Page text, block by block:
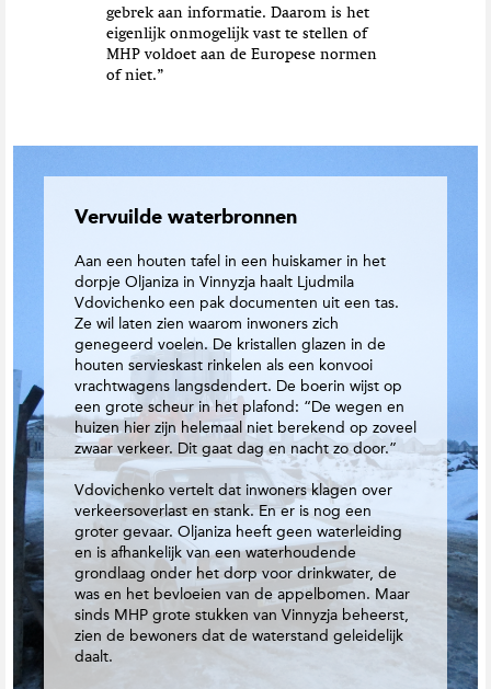
gebrek aan informatie. Daarom is het
eigenlijk onmogelijk vast te stellen of
MHP voldoet aan de Europese normen
of niet.”
Vervuilde waterbronnen
Aan een houten tafel in een huiskamer in het
dorpje Oljaniza in Vinnyzja haalt Ljudmila
Vdovichenko een pak documenten uit een tas.
Ze wil laten zien waarom inwoners zich
genegeerd voelen. De kristallen glazen in de
houten servieskast rinkelen als een konvooi
vrachtwagens langsdendert. De boerin wijst op
een grote scheur in het plafond: “De wegen en
huizen hier zijn helemaal niet berekend op zoveel
zwaar verkeer. Dit gaat dag en nacht zo door.”
Vdovichenko vertelt dat inwoners klagen over
verkeersoverlast en stank. En er is nog een
groter gevaar. Oljaniza heeft geen waterleiding
en is afhankelijk van een waterhoudende
grondlaag onder het dorp voor drinkwater, de
was en het bevloeien van de appelbomen. Maar
sinds MHP grote stukken van Vinnyzja beheerst,
zien de bewoners dat de waterstand geleidelijk
daalt.